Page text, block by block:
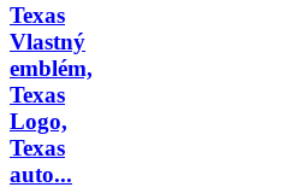
Texas
Vlastný
emblém,
Texas
Logo,
Texas
auto...